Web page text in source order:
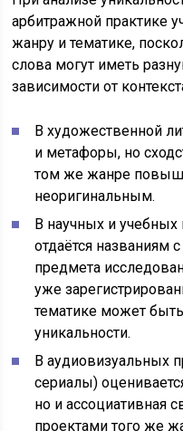
арбитражной практике
жанру и тематике,
слова могут иметь
зависимости от
В художественной
и метафоры, но
том же жанре
неоригинальным.
В научных и учебных
отдаётся названиям
предмета
уже
тематике может
уникальности.
В аудиовизуальных
сериалы)
но и ассоциативная
проектами того же